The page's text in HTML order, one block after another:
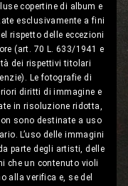
copertine di album e
esclusivamente a fini
rispetto delle eccezioni
(art. 70 L. 633/1941 e
dei rispettivi titolari
Le fotografie di
diritti di immagine e
in risoluzione ridotta,
sono destinate a uso
L’uso delle immagini
parte degli artisti, delle
che un contenuto violi
alla verifica e, se del